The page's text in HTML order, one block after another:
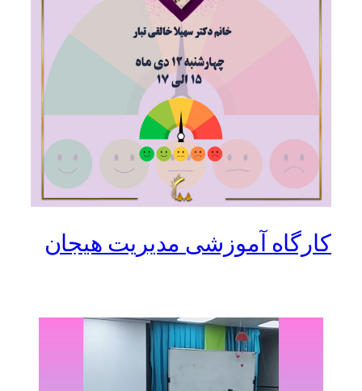
کارگاه آموزشی مدیریت هیجان